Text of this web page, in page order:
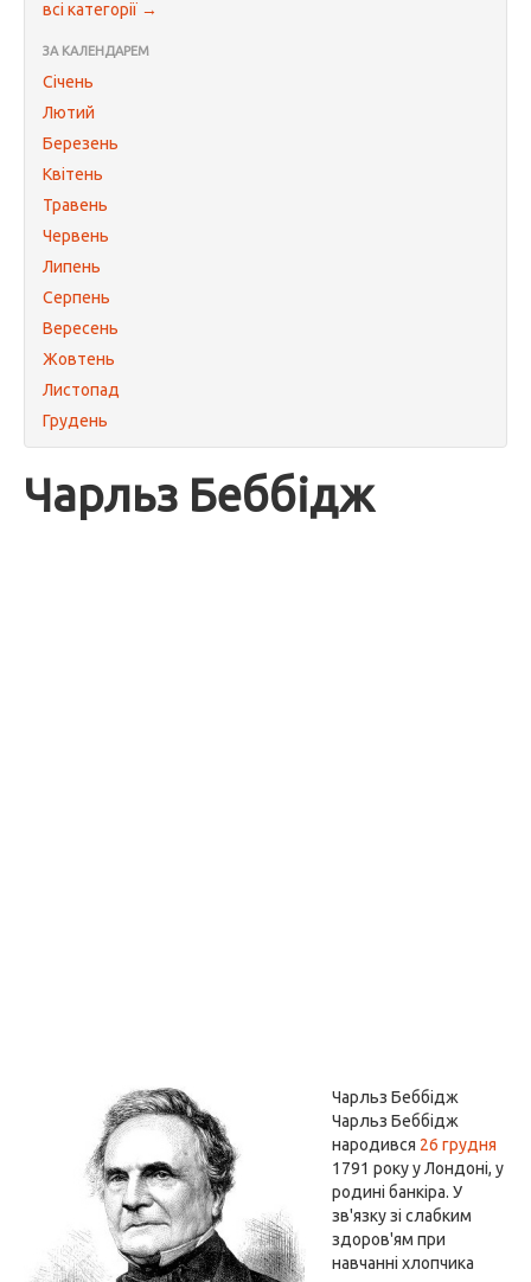
всі категорії →
ЗА КАЛЕНДАРЕМ
Січень
Лютий
Березень
Квітень
Травень
Червень
Липень
Серпень
Вересень
Жовтень
Листопад
Грудень
Чарльз Беббідж
Чарльз Беббідж
Чарльз Беббідж
народився 26 грудня
1791 року у Лондоні, у
родині банкіра. У
зв'язку зі слабким
здоров'ям при
навчанні хлопчика